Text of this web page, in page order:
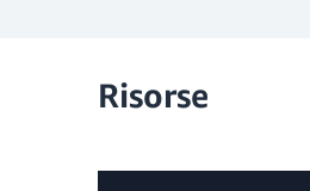
Risorse